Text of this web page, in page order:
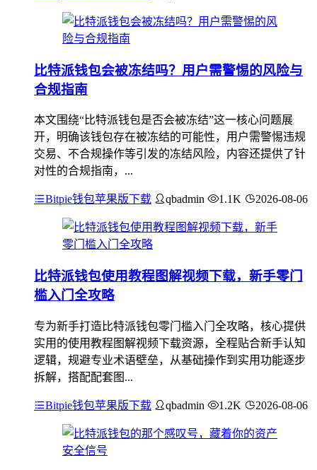
比特派钱包会被冻结吗？用户需警惕的风险与
合规指南
本文围绕“比特派钱包是否会被冻结”这一核心问题展
开，明确该钱包存在被冻结的可能性，用户需警惕违规
交易、不合规操作等引发的冻结风险，内容还提供了针
对性的合规指南，...
Bitpie钱包苹果版下载 qbadmin 1.1K 2026-08-06
比特派钱包使用教程图解视频下载，新手零门
槛入门全攻略
专为新手打造比特派钱包零门槛入门全攻略，核心提供
实用的使用教程图解视频下载资源，全程贴合新手认知
逻辑，规避专业术语壁垒，从基础操作到实用功能逐步
拆解，搭配配套图...
Bitpie钱包苹果版下载 qbadmin 1.2K 2026-08-06